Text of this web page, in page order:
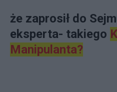
że zaprosił do
eksperta- takiego
Manipulanta?